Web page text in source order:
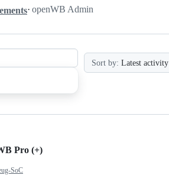
· openWB Admin
Sort by: Latest activity
Pro (+)
SoC